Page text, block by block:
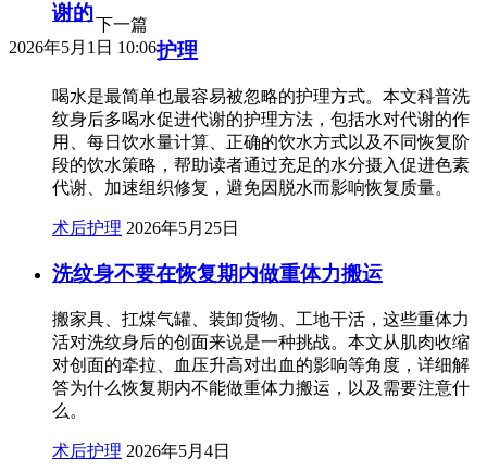
下一篇
2026年5月1日 10:06
谢的
护理
喝水是最简单也最容易被忽略的护理方式。本文科普洗
纹身后多喝水促进代谢的护理方法，包括水对代谢的作
用、每日饮水量计算、正确的饮水方式以及不同恢复阶
段的饮水策略，帮助读者通过充足的水分摄入促进色素
代谢、加速组织修复，避免因脱水而影响恢复质量。
术后护理 2026年5月25日
洗纹身不要在恢复期内做重体力搬运
搬家具、扛煤气罐、装卸货物、工地干活，这些重体力
活对洗纹身后的创面来说是一种挑战。本文从肌肉收缩
对创面的牵拉、血压升高对出血的影响等角度，详细解
答为什么恢复期内不能做重体力搬运，以及需要注意什
么。
术后护理 2026年5月4日